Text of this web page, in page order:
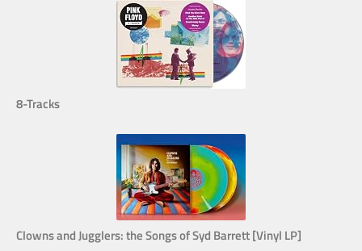
8-Tracks
Clowns and Jugglers: the Songs of Syd Barrett [Vinyl LP]